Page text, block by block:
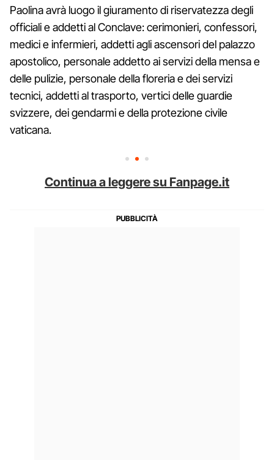
Paolina avrà luogo il giuramento di riservatezza degli
officiali e addetti al Conclave: cerimonieri, confessori,
medici e infermieri, addetti agli ascensori del palazzo
apostolico, personale addetto ai servizi della mensa e
delle pulizie, personale della floreria e dei servizi
tecnici, addetti al trasporto, vertici delle guardie
svizzere, dei gendarmi e della protezione civile
vaticana.
Continua a leggere su Fanpage.it